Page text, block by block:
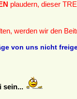
plaudern, dieser
werden wir den
von uns nicht
sein...